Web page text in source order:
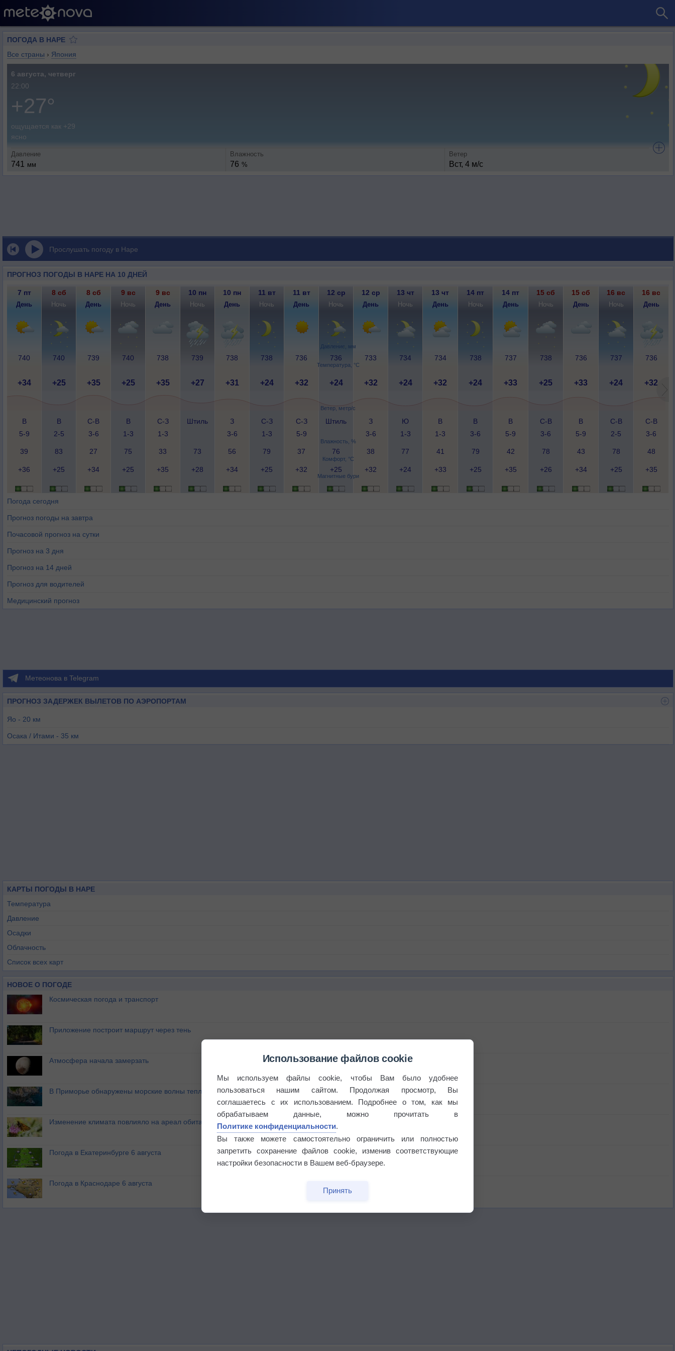
ПОГОДА В НАРЕ
Все страны › Япония
6 августа, четверг
22:00
+27°
ощущается как +29
ясно
Давление
741 мм
Влажность
76 %
Ветер
Вст, 4 м/с
Прослушать погоду в Наре
ПРОГНОЗ ПОГОДЫ В НАРЕ НА 10 ДНЕЙ
Давление, мм
Температура, °C
Ветер, метр/с
Влажность, %
Комфорт, °C
Магнитные бури
7 пт 8 сб 8 сб 9 вс 9 вс 10 пн 10 пн 11 вт 11 вт 12 ср 12 ср 13 чт 13 чт 14 пт 14 пт 15 сб 15 сб 16 вс 16 вс
День Ночь День Ночь День Ночь День Ночь День Ночь День Ночь День Ночь День Ночь День Ночь День
740 740 739 740 738 739 738 738 736 736 733 734 734 738 737 738 736 737 736
+34 +25 +35 +25 +35 +27 +31 +24 +32 +24 +32 +24 +32 +24 +33 +25 +33 +24 +32
В
5-9
В
2-5
С-В
3-6
В
1-3
С-З
1-3
Штиль
З
3-6
С-З
1-3
С-З
5-9
Штиль
З
3-6
Ю
1-3
В
1-3
В
3-6
В
5-9
С-В
3-6
В
5-9
С-В
2-5
С-В
3-6
39 83 27 75 33 73 56 79 37 76 38 77 41 79 42 78 43 78 48
+36 +25 +34 +25 +35 +28 +34 +25 +32 +25 +32 +24 +33 +25 +35 +26 +34 +25 +35
Погода сегодня
Прогноз погоды на завтра
Почасовой прогноз на сутки
Прогноз на 3 дня
Прогноз на 14 дней
Прогноз для водителей
Медицинский прогноз
Метеонова в Telegram
ПРОГНОЗ ЗАДЕРЖЕК ВЫЛЕТОВ ПО АЭРОПОРТАМ
Яо - 20 км
Осака / Итами - 35 км
КАРТЫ ПОГОДЫ В НАРЕ
Температура
Давление
Осадки
Облачность
Список всех карт
НОВОЕ О ПОГОДЕ
Космическая погода и транспорт
Приложение построит маршрут через тень
Атмосфера начала замерзать
В Приморье обнаружены морские волны тепла
Изменение климата повлияло на ареал обитания бабочек
Погода в Екатеринбурге 6 августа
Погода в Краснодаре 6 августа
Использование файлов cookie
Мы используем файлы cookie, чтобы Вам было удобнее
пользоваться нашим сайтом. Продолжая просмотр, Вы
соглашаетесь с их использованием. Подробнее о том, как мы
обрабатываем данные, можно прочитать в
Политике конфиденциальности.
Вы также можете самостоятельно ограничить или полностью
запретить сохранение файлов cookie, изменив соответствующие
настройки безопасности в Вашем веб-браузере.
Принять